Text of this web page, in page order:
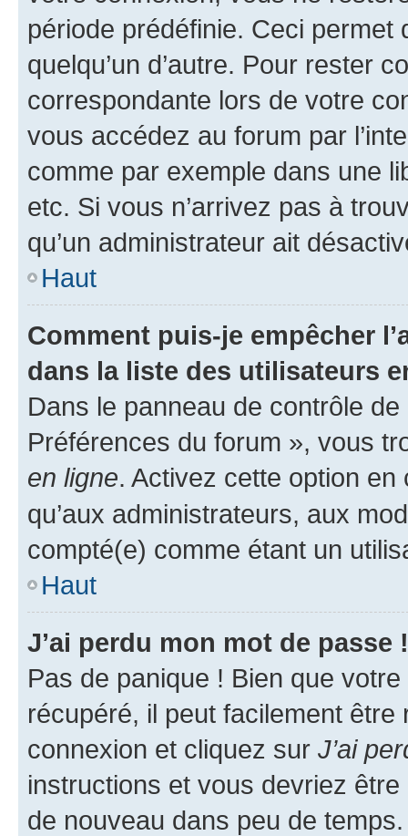
période prédéfinie. Ceci permet
quelqu’un d’autre. Pour rester
correspondante lors de votre
vous accédez au forum par
comme par exemple dans une
etc. Si vous n’arrivez pas à
qu’un administrateur ait
Haut
Comment puis-je empêcher
dans la liste des utilisateurs
Dans le panneau de contrôle
Préférences du forum », vous
en ligne. Activez cette option
qu’aux administrateurs, aux
compté(e) comme étant un
Haut
J’ai perdu mon mot de passe !
Pas de panique ! Bien que
récupéré, il peut facilement
connexion et cliquez sur J’ai
instructions et vous devriez
de nouveau dans peu de temps.